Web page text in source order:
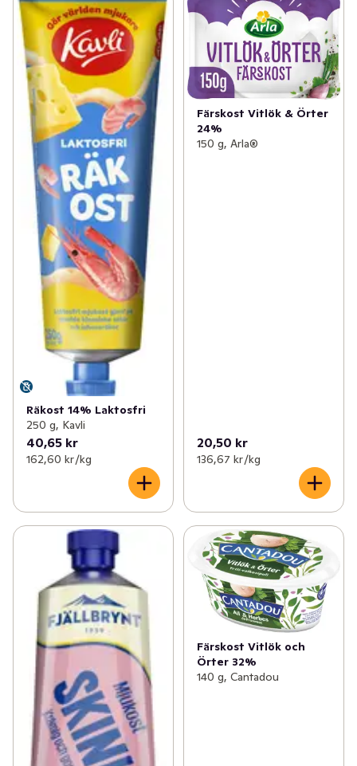
Räkost 14% Laktosfri
250 g, Kavli
40,65 kr
162,60 kr /kg
Färskost Vitlök & Örter
24%
150 g, Arla®
20,50 kr
136,67 kr /kg
Färskost Vitlök och
Örter 32%
140 g, Cantadou